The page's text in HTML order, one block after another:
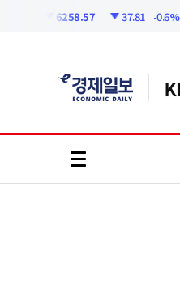
6258.57 37.81 -0.6%